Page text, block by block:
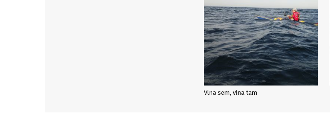
Vlna sem, vlna tam